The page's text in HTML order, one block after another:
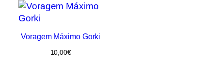
Voragem Máximo Gorki
10,00€